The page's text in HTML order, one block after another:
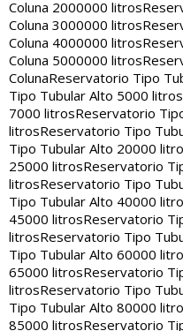
Coluna 2000000 litros
Coluna 3000000 litros
Coluna 4000000 litros
Coluna 5000000 litros
ColunaReservatorio Tipo
Tipo Tubular Alto 5000 litros
7000 litrosReservatorio
litrosReservatorio Tipo
Tipo Tubular Alto 20000
25000 litrosReservatorio
litrosReservatorio Tipo
Tipo Tubular Alto 40000
45000 litrosReservatorio
litrosReservatorio Tipo
Tipo Tubular Alto 60000
65000 litrosReservatorio
litrosReservatorio Tipo
Tipo Tubular Alto 80000
85000 litrosReservatorio